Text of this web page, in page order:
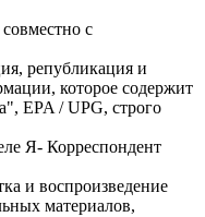
с
републикация и
которое содержит
EPA / UPG, строго
Я- Корреспондент
и воспроизведение
материалов,